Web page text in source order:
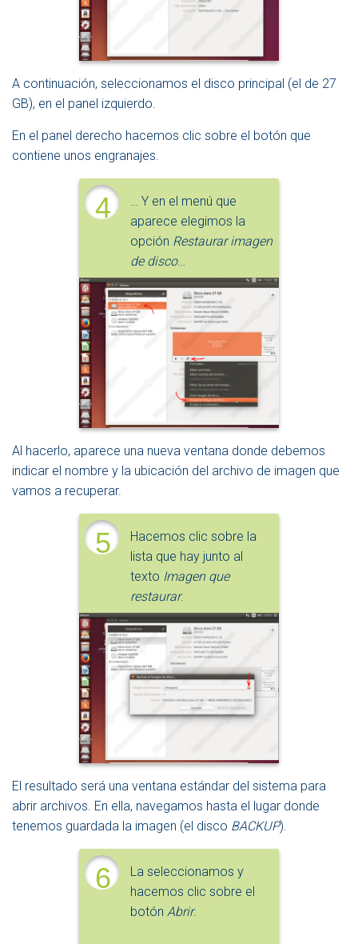
A continuación, seleccionamos el disco principal (el de 27
GB), en el panel izquierdo.
En el panel derecho hacemos clic sobre el botón que
contiene unos engranajes.
4
… Y en el menú que
aparece elegimos la
opción Restaurar imagen
de disco…
Al hacerlo, aparece una nueva ventana donde debemos
indicar el nombre y la ubicación del archivo de imagen que
vamos a recuperar.
5
Hacemos clic sobre la
lista que hay junto al
texto Imagen que
restaurar.
El resultado será una ventana estándar del sistema para
abrir archivos. En ella, navegamos hasta el lugar donde
tenemos guardada la imagen (el disco BACKUP).
6
La seleccionamos y
hacemos clic sobre el
botón Abrir.